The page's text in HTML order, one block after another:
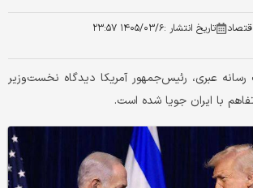
تاریخ انتشار :۱۴۰۵/۰۳/۶ ۲۳:۵۷
عبری، رئیس‌جمهور آمریکا دیدگاه نخست‌وزیر
با ایران جویا شده است.